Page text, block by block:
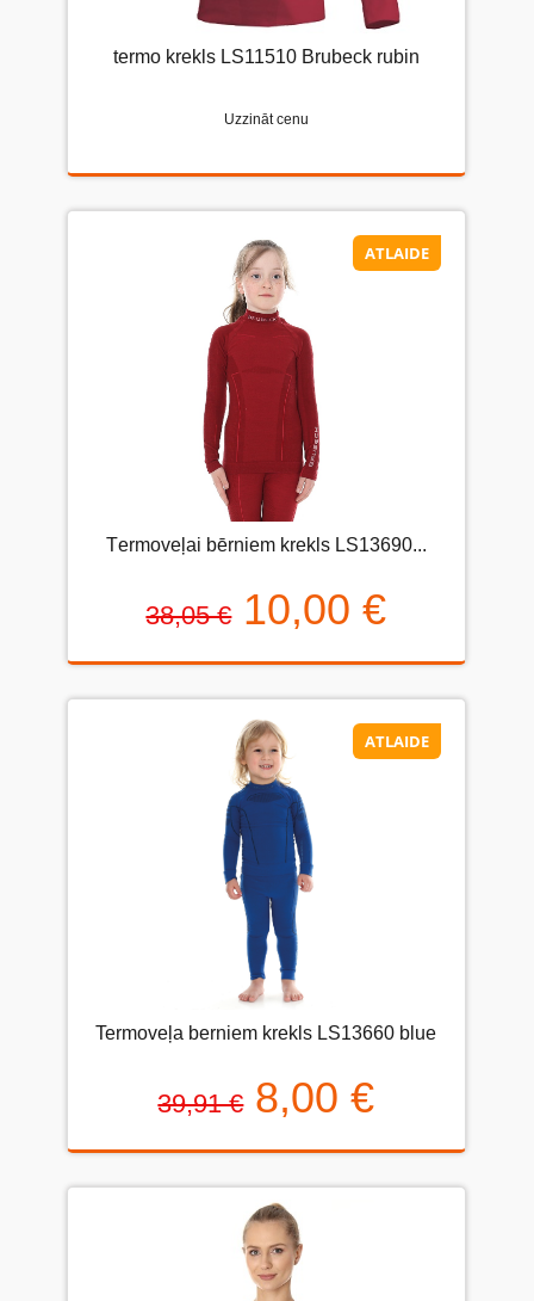
termo krekls LS11510 Brubeck rubin
Uzzināt cenu
ATLAIDE
Тermoveļai bērniem krekls LS13690...
38,05 € 10,00 €
ATLAIDE
Termoveļa berniem krekls LS13660 blue
39,91 € 8,00 €